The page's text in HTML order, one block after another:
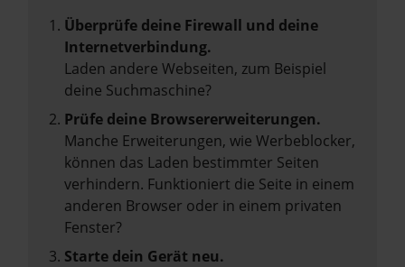
Überprüfe deine Firewall und deine
Internetverbindung.
Laden andere Webseiten, zum Beispiel
deine Suchmaschine?
Prüfe deine Browsererweiterungen.
Manche Erweiterungen, wie Werbeblocker,
können das Laden bestimmter Seiten
verhindern. Funktioniert die Seite in einem
anderen Browser oder in einem privaten
Fenster?
Starte dein Gerät neu.